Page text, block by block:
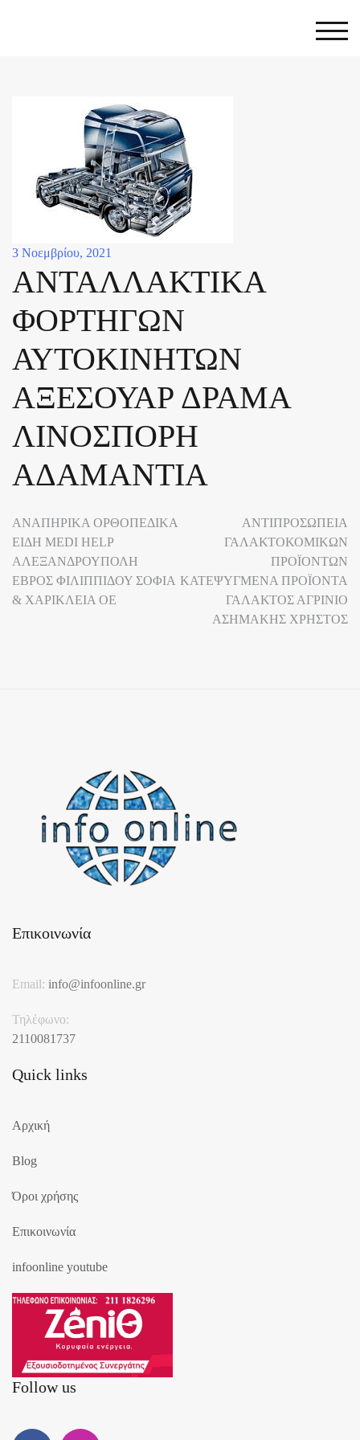
3 Νοεμβρίου, 2021
ΑΝΤΑΛΛΑΚΤΙΚΑ
ΦΟΡΤΗΓΩΝ
ΑΥΤΟΚΙΝΗΤΩΝ
ΑΞΕΣΟΥΑΡ ΔΡΑΜΑ
ΛΙΝΟΣΠΟΡΗ
ΑΔΑΜΑΝΤΙΑ
Πλοήγηση
άρθρων
ΑΝΑΠΗΡΙΚΑ ΟΡΘΟΠΕΔΙΚΑ
ΕΙΔΗ MEDI HELP
ΑΛΕΞΑΝΔΡΟΥΠΟΛΗ
ΕΒΡΟΣ ΦΙΛΙΠΠΙΔΟΥ ΣΟΦΙΑ
& ΧΑΡΙΚΛΕΙΑ ΟΕ
ΑΝΤΙΠΡΟΣΩΠΕΙΑ
ΓΑΛΑΚΤΟΚΟΜΙΚΩΝ
ΠΡΟΪΟΝΤΩΝ
ΚΑΤΕΨΥΓΜΕΝΑ ΠΡΟΪΟΝΤΑ
ΓΑΛΑΚΤΟΣ ΑΓΡΙΝΙΟ
ΑΣΗΜΑΚΗΣ ΧΡΗΣΤΟΣ
Επικοινωνία
Email: info@infoonline.gr
Τηλέφωνο:
2110081737
Quick links
Αρχική
Blog
Όροι χρήσης
Επικοινωνία
infoonline youtube
Follow us